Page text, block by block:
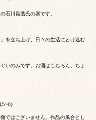
石川昌浩氏の器です。
を立ち上げ、日々の生活にとけ込む
いのみです。お酒はもちろん、ちょ
5~6)
ではございません。作品の風合とし